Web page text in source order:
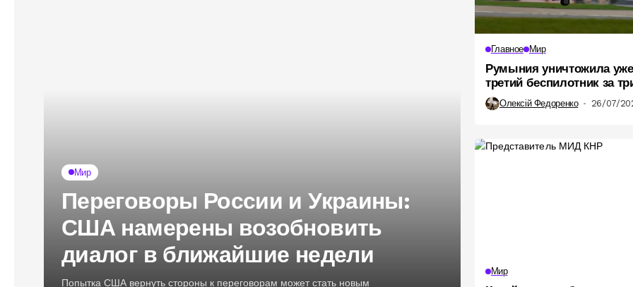
Мир
Переговоры России и Украины:
США намерены возобновить
диалог в ближайшие недели
Попытка США вернуть стороны к переговорам может стать новым
Главное Мир
Румыния уничтожила уже
третий беспилотник за
что известно
Олексій Федоренко 26/07/
Мир